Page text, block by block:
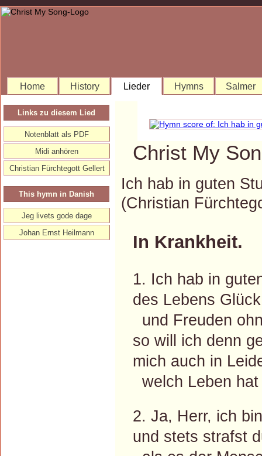
Home History Lieder Hymns Salmer
Christ My
Ich hab in guten
(Christian
In Krankheit.
1. Ich hab in
des Lebens
und Freuden
so will ich denn
mich auch in
welch Leben
2. Ja, Herr, ich
und stets strafst
Links zu diesem Lied
Notenblatt als PDF
Midi anhören
Christian Fürchtegott Gellert
This hymn in Danish
Jeg livets gode dage
Johan Ernst Heilmann